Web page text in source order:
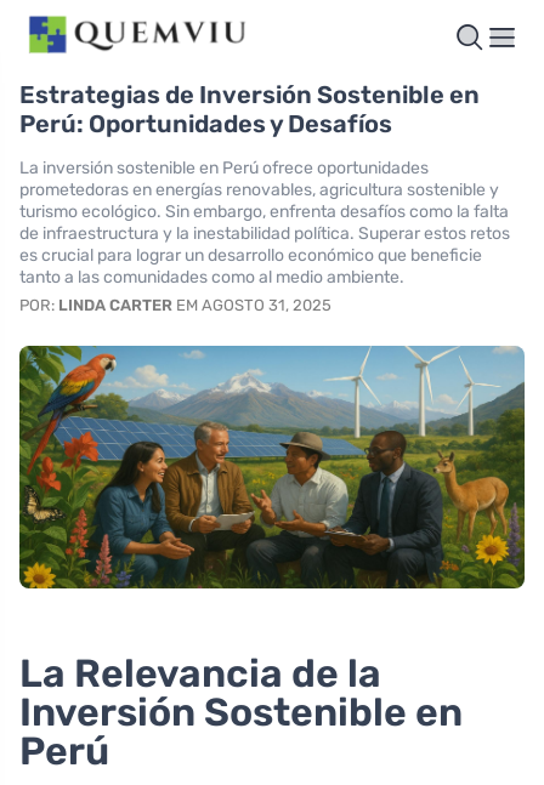
Estrategias de Inversión Sostenible en
Perú: Oportunidades y Desafíos
La inversión sostenible en Perú ofrece oportunidades
prometedoras en energías renovables, agricultura sostenible y
turismo ecológico. Sin embargo, enfrenta desafíos como la falta
de infraestructura y la inestabilidad política. Superar estos retos
es crucial para lograr un desarrollo económico que beneficie
tanto a las comunidades como al medio ambiente.
POR: LINDA CARTER EM AGOSTO 31, 2025
La Relevancia de la
Inversión Sostenible en
Perú